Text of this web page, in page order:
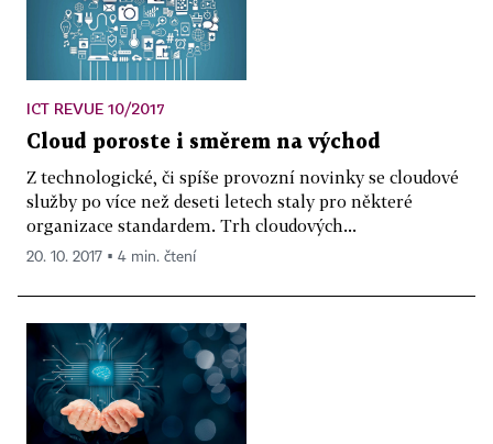
ICT REVUE 10/2017
Cloud poroste i směrem na východ
Z technologické, či spíše provozní novinky se cloudové
služby po více než deseti letech staly pro některé
organizace standardem. Trh cloudových...
20. 10. 2017 ▪ 4 min. čtení